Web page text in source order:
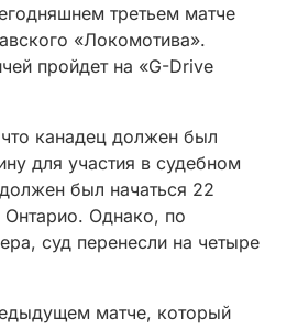
третьем матче
«Локомотива».
пройдет на «G-Drive
канадец должен был
для участия в судебном
был начаться 22
Онтарио. Однако, по
суд перенесли на четыре
матче, который